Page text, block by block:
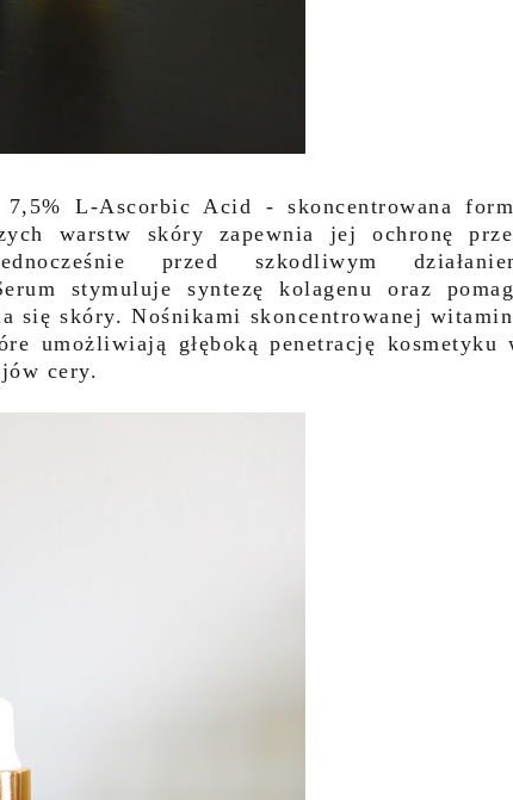
L-Ascorbic Acid - skoncentrowana
warstw skóry zapewnia jej ochronę
przed szkodliwym
stymuluje syntezę kolagenu oraz
się skóry. Nośnikami skoncentrowanej
umożliwiają głęboką penetrację kosmetyku
cery.